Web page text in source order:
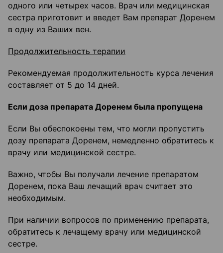
одного или четырех часов. Врач или медицинская
сестра приготовит и введет Вам препарат Доренем
в одну из Ваших вен.
Продолжительность терапии
Рекомендуемая продолжительность курса лечения
составляет от 5 до 14 дней.
Если доза препарата Доренем была пропущена
Если Вы обеспокоены тем, что могли пропустить
дозу препарата Доренем, немедленно обратитесь к
врачу или медицинской сестре.
Важно, чтобы Вы получали лечение препаратом
Доренем, пока Ваш лечащий врач считает это
необходимым.
При наличии вопросов по применению препарата,
обратитесь к лечащему врачу или медицинской
сестре.